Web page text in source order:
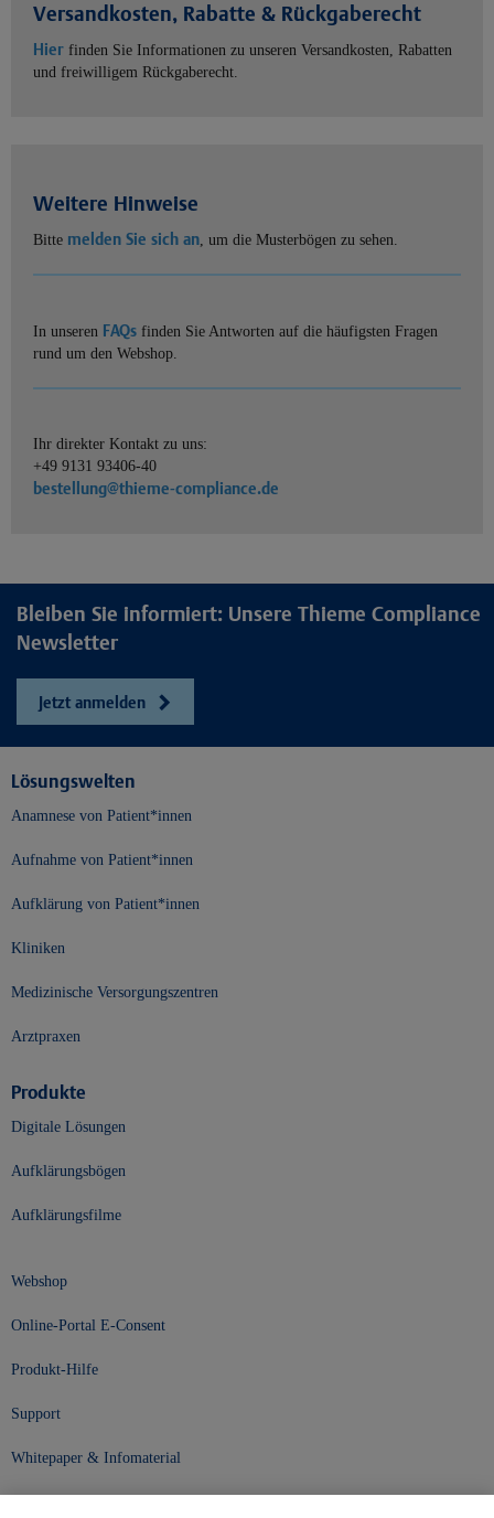
Versandkosten, Rabatte & Rückgaberecht
Hier finden Sie Informationen zu unseren Versandkosten, Rabatten
und freiwilligem Rückgaberecht.
Weitere Hinweise
Bitte melden Sie sich an, um die Musterbögen zu sehen.
In unseren FAQs finden Sie Antworten auf die häufigsten Fragen
rund um den Webshop.
Ihr direkter Kontakt zu uns:
+49 9131 93406-40
bestellung@thieme-compliance.de
Bleiben Sie informiert: Unsere Thieme Compliance
Newsletter
Jetzt anmelden
Lösungswelten
Anamnese von Patient*innen
Aufnahme von Patient*innen
Aufklärung von Patient*innen
Kliniken
Medizinische Versorgungszentren
Arztpraxen
Produkte
Digitale Lösungen
Aufklärungsbögen
Aufklärungsfilme
Webshop
Online-Portal E-Consent
Produkt-Hilfe
Support
Whitepaper & Infomaterial